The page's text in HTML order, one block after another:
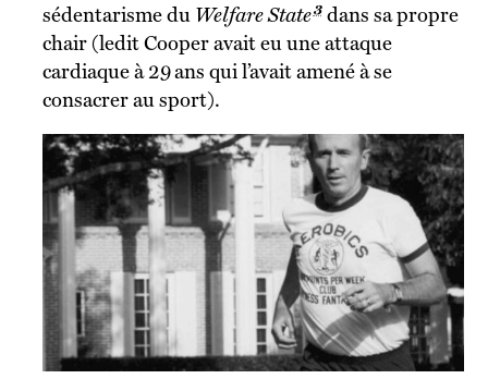
sédentarisme du Welfare State3dans sa propre
chair (ledit Cooper avait eu une attaque
cardiaque à 29 ans qui l’avait amené à se
consacrer au sport).